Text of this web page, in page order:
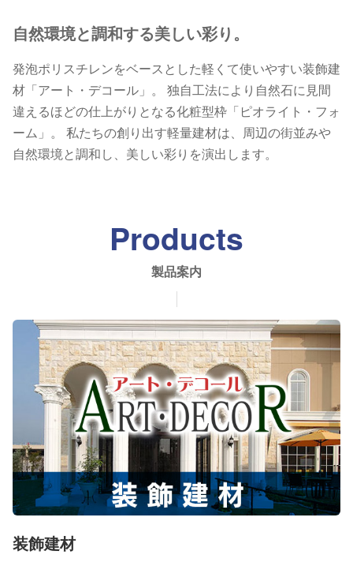
自然環境と調和する美しい彩り。
発泡ポリスチレンをベースとした軽くて使いやすい装飾建
材「アート・デコール」。 独自工法により自然石に見間
違えるほどの仕上がりとなる化粧型枠「ピオライト・フォ
ーム」。 私たちの創り出す軽量建材は、周辺の街並みや
自然環境と調和し、美しい彩りを演出します。
Products
製品案内
装飾建材